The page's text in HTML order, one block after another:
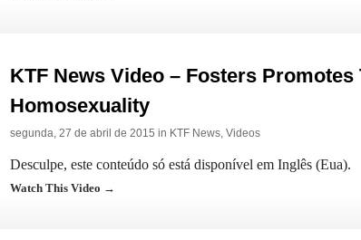
KTF News Video – Fosters Promotes
Homosexuality
segunda, 27 de abril de 2015 in KTF News, Videos
Desculpe, este conteúdo só está disponível em Inglês (Eua).
Watch This Video →